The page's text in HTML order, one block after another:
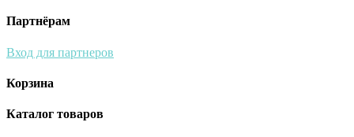
Партнёрам
Вход для партнеров
Корзина
Каталог товаров